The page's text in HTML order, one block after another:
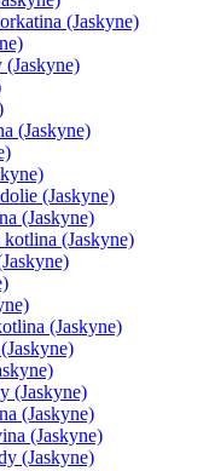
(Jaskyne)
(Jaskyne)
(Jaskyne)
(Jaskyne)
(Jaskyne)
(Jaskyne)
(Jaskyne)
(Jaskyne)
(Jaskyne)
(Jaskyne)